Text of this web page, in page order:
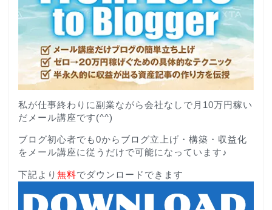
私が仕事終わりに副業ながら会社なしで月10万円稼い
だメール講座です(^^)
ブログ初心者でも0からブログ立上げ・構築・収益化
をメール講座に従うだけで可能になっています♪
下記より 無料でダウンロードできます